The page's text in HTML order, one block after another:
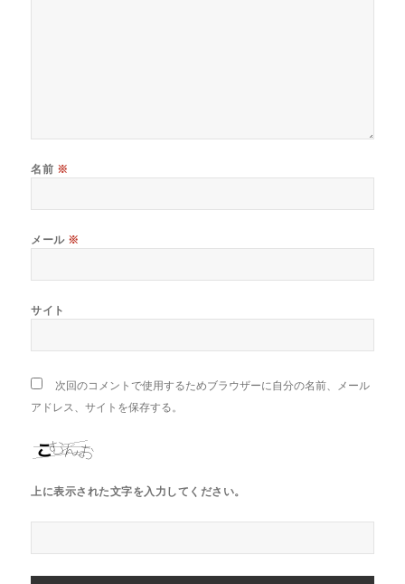
名前 ※
メール ※
サイト
次回のコメントで使用するためブラウザーに自分の名前、メール
アドレス、サイトを保存する。
上に表示された文字を入力してください。